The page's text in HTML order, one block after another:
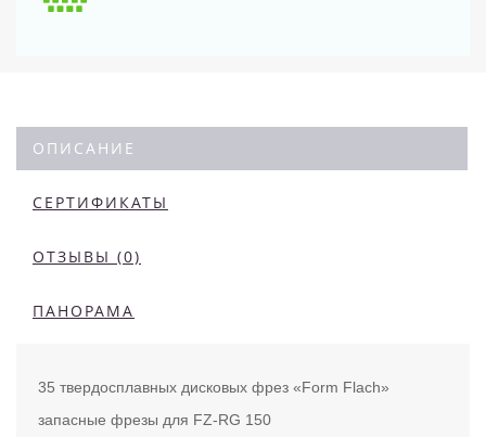
ОПИСАНИЕ
СЕРТИФИКАТЫ
ОТЗЫВЫ (0)
ПАНОРАМА
35 твердосплавных дисковых фрез «Form Flach»
запасные фрезы для FZ-RG 150